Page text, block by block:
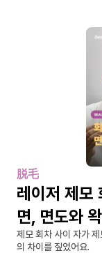
脱毛
레이저 제모
면, 면도와
제모 회차 사이 자가
의 차이를 짚었어요.